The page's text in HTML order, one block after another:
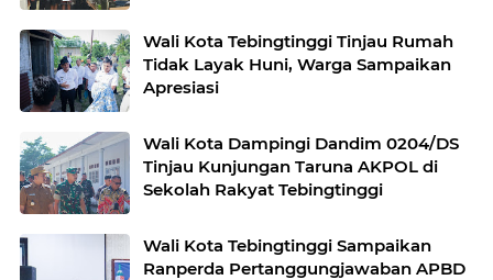
Wali Kota Tebingtinggi Tinjau Rumah
Tidak Layak Huni, Warga Sampaikan
Apresiasi
Wali Kota Dampingi Dandim 0204/DS
Tinjau Kunjungan Taruna AKPOL di
Sekolah Rakyat Tebingtinggi
Wali Kota Tebingtinggi Sampaikan
Ranperda Pertanggungjawaban APBD